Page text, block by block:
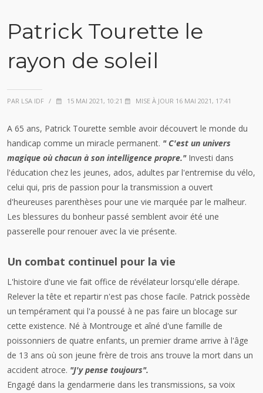
Patrick Tourette le
rayon de soleil
PAR LSA IDF / 15 MAI 2021, 10:21 MISE À JOUR 16 MAI 2021, 17:41
A 65 ans, Patrick Tourette semble avoir découvert le monde du
handicap comme un miracle permanent. " C'est un univers
magique où chacun à son intelligence propre." Investi dans
l'éducation chez les jeunes, ados, adultes par l'entremise du vélo,
celui qui, pris de passion pour la transmission a ouvert
d'heureuses parenthèses pour une vie marquée par le malheur.
Les blessures du bonheur passé semblent avoir été une
passerelle pour renouer avec la vie présente.
Un combat continuel pour la vie
L'histoire d'une vie fait office de révélateur lorsqu'elle dérape.
Relever la tête et repartir n'est pas chose facile. Patrick possède
un tempérament qui l'a poussé à ne pas faire un blocage sur
cette existence. Né à Montrouge et aîné d'une famille de
poissonniers de quatre enfants, un premier drame arrive à l'âge
de 13 ans où son jeune frère de trois ans trouve la mort dans un
accident atroce. "J'y pense toujours".
Engagé dans la gendarmerie dans les transmissions, sa voix